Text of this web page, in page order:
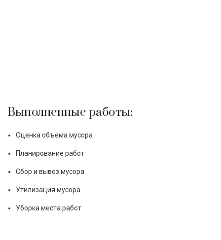
Выполненные работы:
Оценка объема мусора
Планирование работ
Сбор и вывоз мусора
Утилизация мусора
Уборка места работ